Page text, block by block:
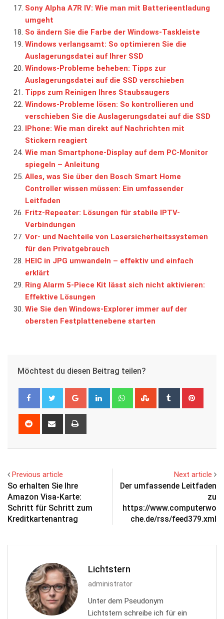
Sony Alpha A7R IV: Wie man mit Batterieentladung
umgeht
So ändern Sie die Farbe der Windows-Taskleiste
Windows verlangsamt: So optimieren Sie die
Auslagerungsdatei auf Ihrer SSD
Windows-Probleme beheben: Tipps zur
Auslagerungsdatei auf die SSD verschieben
Tipps zum Reinigen Ihres Staubsaugers
Windows-Probleme lösen: So kontrollieren und
verschieben Sie die Auslagerungsdatei auf die SSD
IPhone: Wie man direkt auf Nachrichten mit
Stickern reagiert
Wie man Smartphone-Display auf dem PC-Monitor
spiegeln – Anleitung
Alles, was Sie über den Bosch Smart Home
Controller wissen müssen: Ein umfassender
Leitfaden
Fritz-Repeater: Lösungen für stabile IPTV-
Verbindungen
Vor- und Nachteile von Lasersicherheitssystemen
für den Privatgebrauch
HEIC in JPG umwandeln – effektiv und einfach
erklärt
Ring Alarm 5-Piece Kit lässt sich nicht aktivieren:
Effektive Lösungen
Wie Sie den Windows-Explorer immer auf der
obersten Festplattenebene starten
Möchtest du diesen Beitrag teilen?
Google+ LinkedIn WhatsappStumbleUpon
Tumblr
Reddit
Share
Previous article
So erhalten Sie Ihre
Amazon Visa-Karte:
Schritt für Schritt zum
Kreditkartenantrag
Next article
Der umfassende Leitfaden
zu
https://www.computerwo
che.de/rss/feed379.xml
Lichtstern
administrator
Unter dem Pseudonym
Lichtstern schreibe ich für ein